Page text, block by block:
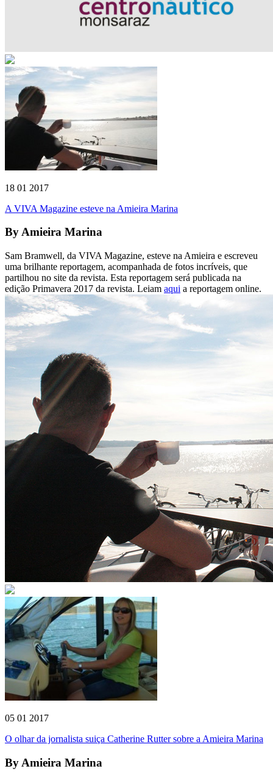
18 01 2017
A VIVA Magazine esteve na Amieira Marina
ByAmieira Marina
Sam Bramwell, da VIVA Magazine, esteve na Amieira e escreveu
uma brilhante reportagem, acompanhada de fotos incríveis, que
partilhou no site da revista. Esta reportagem será publicada na
edição Primavera 2017 da revista. Leiam aqui a reportagem online.
05 01 2017
O olhar da jornalista suiça Catherine Rutter sobre a Amieira Marina
By Amieira Marina